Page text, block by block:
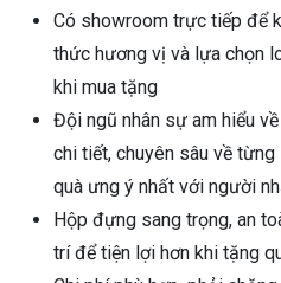
Có showroom trực tiếp để
thức hương vị và lựa chọn
khi mua tặng
Đội ngũ nhân sự am hiểu
chi tiết, chuyên sâu về
quà ưng ý nhất với người
Hộp đựng sang trọng, an
trí để tiện lợi hơn khi tặng